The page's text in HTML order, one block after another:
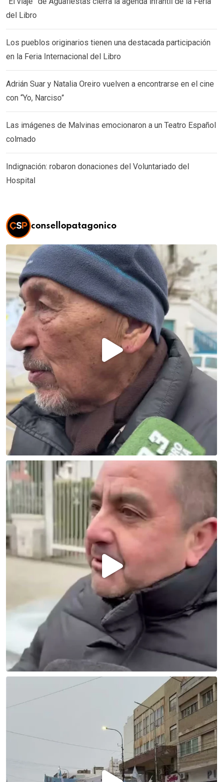
del Libro
Los pueblos originarios tienen una destacada participación
en la Feria Internacional del Libro
Adrián Suar y Natalia Oreiro vuelven a encontrarse en el cine
con “Yo, Narciso”
Las imágenes de Malvinas emocionaron a un Teatro Español
colmado
Indignación: robaron donaciones del Voluntariado del
Hospital
consellopatagonico